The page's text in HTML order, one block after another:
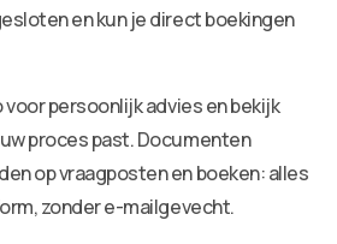
en kun je direct boekingen
persoonlijk advies en bekijk
proces past. Documenten
op vraagposten en boeken: alles
zonder e-mailgevecht.